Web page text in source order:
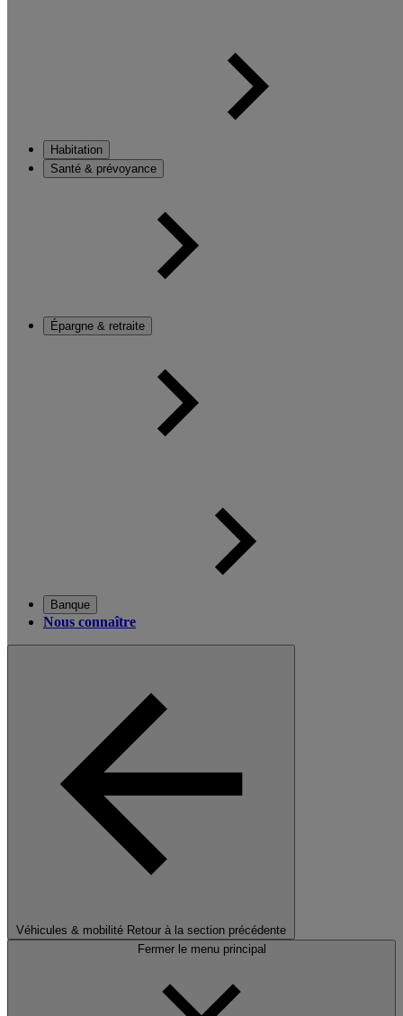
Habitation
Santé & prévoyance
Épargne & retraite
Banque
Nous connaître
Véhicules & mobilité Retour à la section précédente
Fermer le menu principal